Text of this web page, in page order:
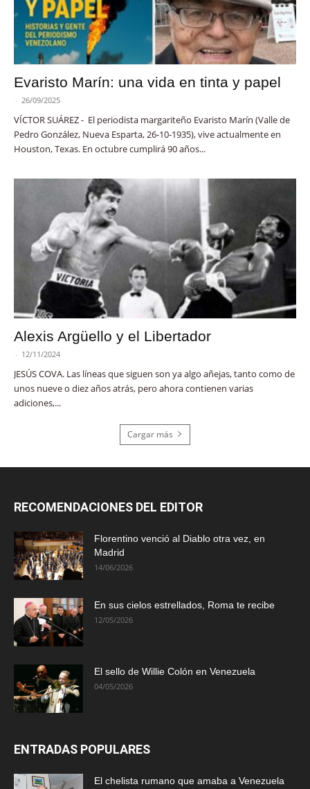
Evaristo Marín: una vida en tinta y papel
- 26/09/2025
VÍCTOR SUÁREZ - El periodista margariteño Evaristo Marín (Valle de
Pedro González, Nueva Esparta, 26-10-1935), vive actualmente en
Houston, Texas. En octubre cumplirá 90 años...
Alexis Argüello y el Libertador
- 12/11/2024
JESÚS COVA. Las líneas que siguen son ya algo añejas, tanto como de
unos nueve o diez años atrás, pero ahora contienen varias
adiciones,...
Cargar más
RECOMENDACIONES DEL EDITOR
Florentino venció al Diablo otra vez, en
Madrid
14/06/2026
En sus cielos estrellados, Roma te recibe
12/05/2026
El sello de Willie Colón en Venezuela
04/05/2026
ENTRADAS POPULARES
El chelista rumano que amaba a Venezuela